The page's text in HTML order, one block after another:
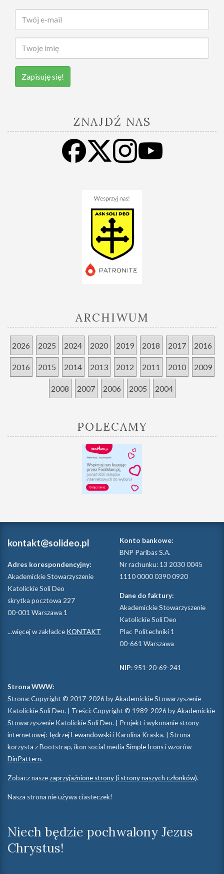
Zapisuję się!
ZNAJDŹ NAS
ARCHIWUM
2026 2025 2024 2020 2019 2018 2017 2016
2016 2015 2014 2013 2012 2011 2010 2009
2008 2007 2006 2005 2004
POLECAMY
kontakt@solideo.pl
Adres korespondencyjny:
Akademickie Stowarzyszenie
Katolickie Soli Deo
skrytka pocztowa 227
00-001 Warszawa 1
...więcej w zakładce KONTAKT
Konto bankowe:
BNP Paribas S.A.
Nr rachunku: 13 2030 0045
1110 0000 0390 0920
Dane do faktury:
Akademickie Stowarzyszenie
Katolickie Soli Deo
Plac Politechniki 1
00-661 Warszawa
NIP: 951-20-69-241
Strona WWW:
Strona: Copyright © 2017-2026 by Akademickie Stowarzyszenie
Katolickie Soli Deo. | Treści: Copyright © 1989-2026 by Akademickie
Stowarzyszenie Katolickie Soli Deo. | Projekt i wykonanie strony
internetowej: Jędrzej Lewandowskii Karolina Kraska. | Strona
korzysta z Bootstrap, ikon social media Simple Iconsi wzorów
DinPattern.
Zobacz naszezaprzyjaźnione strony (i strony naszych członków).
Nasza strona nie używa ciasteczek!
Niech będzie pochwalony Jezus
Chrystus!